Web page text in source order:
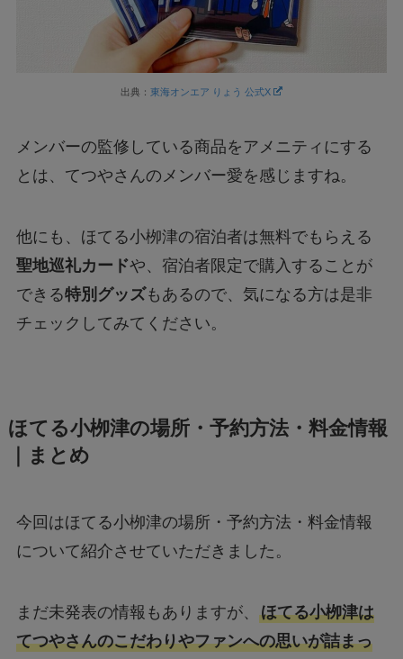
出典： 東海オンエア りょう 公式X
メンバーの監修している商品をアメニティにする
とは、てつやさんのメンバー愛を感じますね。
他にも、ほてる小栁津の宿泊者は無料でもらえる
聖地巡礼カードや、宿泊者限定で購入することが
できる特別グッズもあるので、気になる方は是非
チェックしてみてください。
ほてる小栁津の場所・予約方法・料金情報
｜まとめ
今回はほてる小栁津の場所・予約方法・料金情報
について紹介させていただきました。
まだ未発表の情報もありますが、 ほてる小栁津は
てつやさんのこだわりやファンへの思いが詰まっ